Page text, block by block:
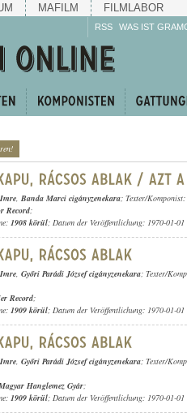
MAFILM FILMLABOR
RSS WAS IST
, Banda Marci cigányzenekara; Texter/Komponist:
Record;
1908 körül; Datum der Veröffentlichung: 1970-01-01
, Győri Parádi József cigányzenekara; Texter/
Record;
1909 körül; Datum der Veröffentlichung: 1970-01-01
, Győri Parádi József cigányzenekara; Texter/
Hanglemez Gyár;
1909 körül; Datum der Veröffentlichung: 1970-01-01